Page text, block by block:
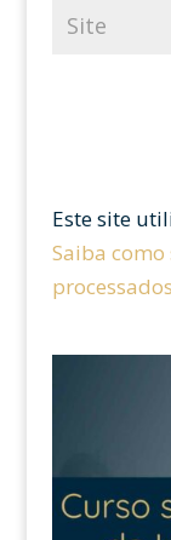
Este site
Saiba
processados